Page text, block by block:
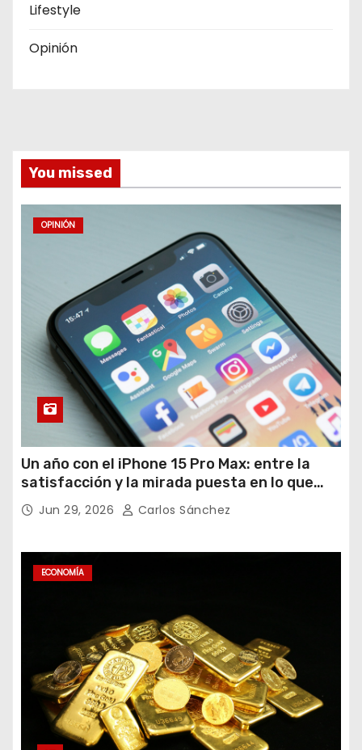
Lifestyle
Opinión
You missed
OPINIÓN
Un año con el iPhone 15 Pro Max: entre la
satisfacción y la mirada puesta en lo que
vieneJun 29, 2026 Carlos Sánchez
ECONOMÍA